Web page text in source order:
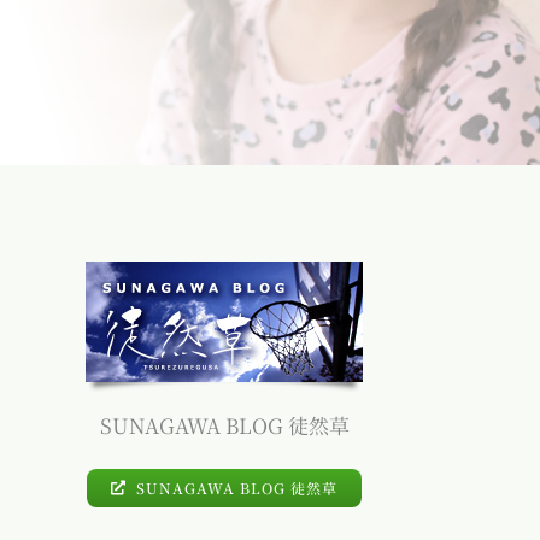
SUNAGAWA BLOG 徒然草
SUNAGAWA BLOG 徒然草